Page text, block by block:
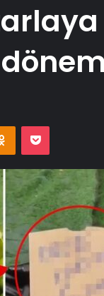
Odnoklassniki
Pocket